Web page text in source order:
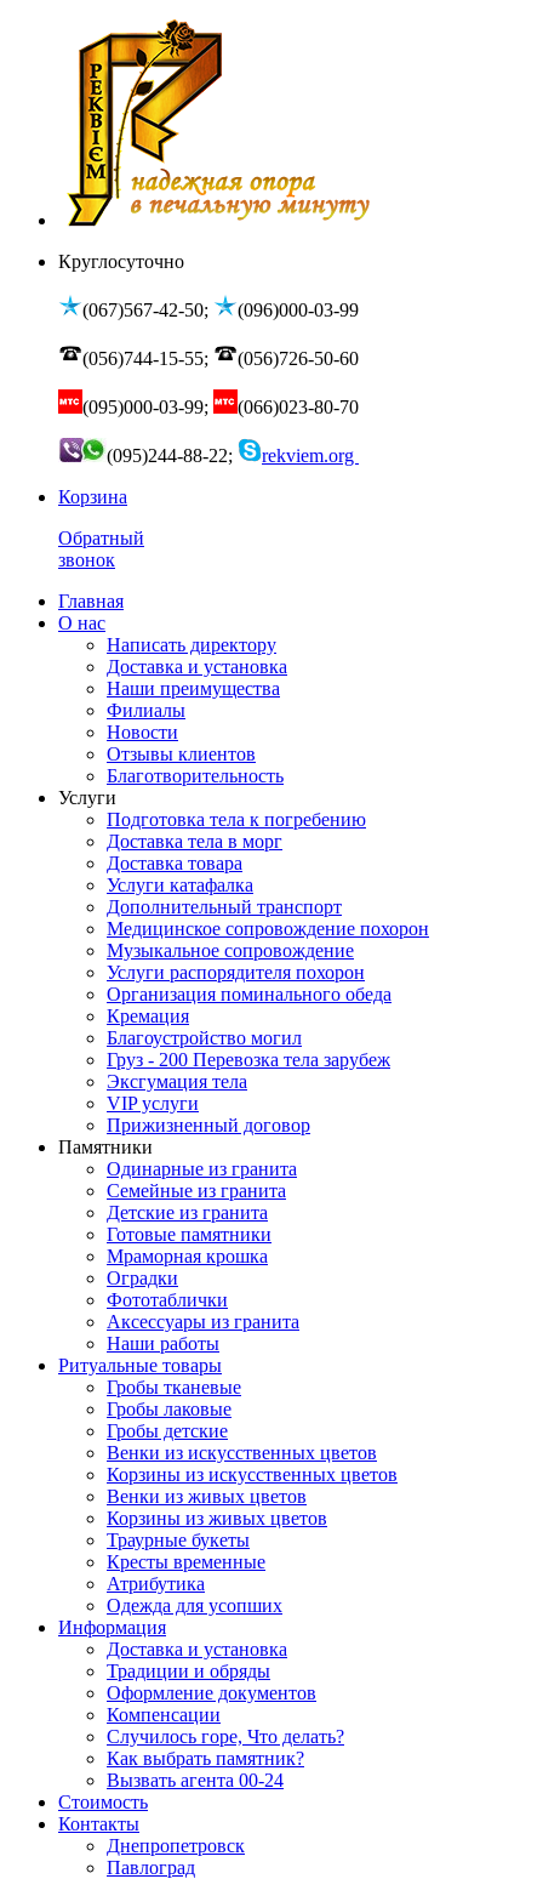
Круглосуточно
(067)567-42-50; (096)000-03-99
(056)744-15-55; (056)726-50-60
(095)000-03-99; (066)023-80-70
(095)244-88-22;
rekviem.org
Корзина
Обратный
звонок
Главная
О нас
Написать директору
Доставка и установка
Наши преимущества
Филиалы
Новости
Отзывы клиентов
Благотворительность
Услуги
Подготовка тела к погребению
Доставка тела в морг
Доставка товара
Услуги катафалка
Дополнительный транспорт
Медицинское сопровождение похорон
Музыкальное сопровождение
Услуги распорядителя похорон
Организация поминального обеда
Кремация
Благоустройство могил
Груз - 200 Перевозка тела зарубеж
Эксгумация тела
VIP услуги
Прижизненный договор
Памятники
Одинарные из гранита
Семейные из гранита
Детские из гранита
Готовые памятники
Мраморная крошка
Оградки
Фототаблички
Аксессуары из гранита
Наши работы
Ритуальные товары
Гробы тканевые
Гробы лаковые
Гробы детские
Венки из искусственных цветов
Корзины из искусственных цветов
Венки из живых цветов
Корзины из живых цветов
Траурные букеты
Кресты временные
Атрибутика
Одежда для усопших
Информация
Доставка и установка
Традиции и обряды
Оформление документов
Компенсации
Случилось горе, Что делать?
Как выбрать памятник?
Вызвать агента 00-24
Стоимость
Контакты
Днепропетровск
Павлоград